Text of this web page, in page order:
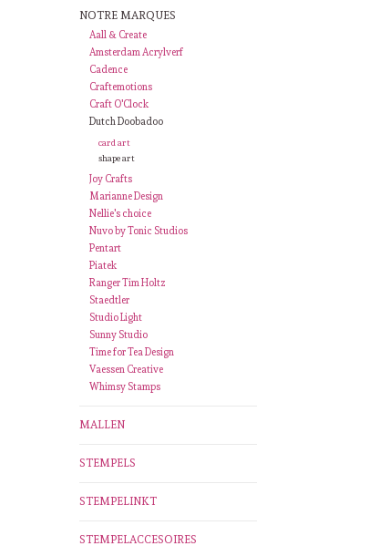
NOTRE MARQUES
Aall & Create
Amsterdam Acrylverf
Cadence
Craftemotions
Craft O'Clock
Dutch Doobadoo
card art
shape art
Joy Crafts
Marianne Design
Nellie's choice
Nuvo by Tonic Studios
Pentart
Piatek
Ranger Tim Holtz
Staedtler
Studio Light
Sunny Studio
Time for Tea Design
Vaessen Creative
Whimsy Stamps
MALLEN
STEMPELS
STEMPELINKT
STEMPELACCESOIRES